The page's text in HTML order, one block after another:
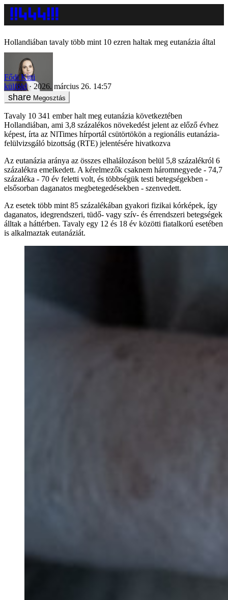
Hollandiában tavaly több mint 10 ezren haltak meg eutanázia által
Fődi Kitti
külföld
2026. március 26. 14:57
Megosztás
Tavaly 10 341 ember halt meg eutanázia következtében
Hollandiában, ami 3,8 százalékos növekedést jelent az előző évhez
képest, írta az NlTimes hírportál csütörtökön a regionális eutanázia-
felülvizsgáló bizottság (RTE) jelentésére hivatkozva
Az eutanázia aránya az összes elhalálozáson belül 5,8 százalékról 6
százalékra emelkedett. A kérelmezők csaknem háromnegyede - 74,7
százaléka - 70 év feletti volt, és többségük testi betegségekben -
elsősorban daganatos megbetegedésekben - szenvedett.
Az esetek több mint 85 százalékában gyakori fizikai kórképek, így
daganatos, idegrendszeri, tüdő- vagy szív- és érrendszeri betegségek
álltak a háttérben. Tavaly egy 12 és 18 év közötti fiatalkorú esetében
is alkalmaztak eutanáziát.